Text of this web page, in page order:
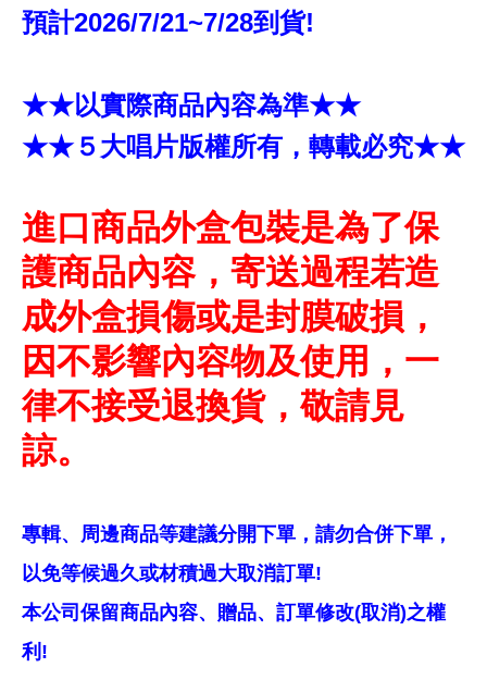
預計2026/7/21~7/28到貨!
★★以實際商品內容為準★★
★★５大唱片版權所有，轉載必究★★
進口商品外盒包裝是為了保
護商品內容，寄送過程若造
成外盒損傷或是封膜破損，
因不影響內容物及使用，一
律不接受退換貨，敬請見
諒。
專輯、周邊商品等建議分開下單，請勿合併下單，
以免等候過久或材積過大取消訂單!
本公司保留商品內容、贈品、訂單修改(取消)之權
利!